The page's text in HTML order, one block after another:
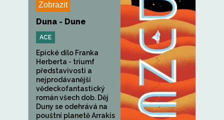
Zobrazit
Duna - Dune
ACE
Epické dílo Franka
Herberta - triumf
představivosti a
nejprodávanější
vědeckofantastický
román všech dob. Děj
Duny se odehrává na
pouštní planetě Arrakis